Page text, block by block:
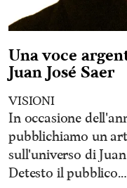
Una voce
Juan José Saer
VISIONI
In occasione
pubblichiamo un
sull'universo di Juan
Detesto il